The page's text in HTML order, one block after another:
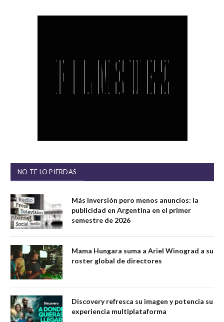
NO TE LO PIERDAS
Más inversión pero menos anuncios: la
publicidad en Argentina en el primer
semestre de 2026
Mama Hungara suma a Ariel Winograd a su
roster global de directores
Discovery refresca su imagen y potencia su
experiencia multiplataforma